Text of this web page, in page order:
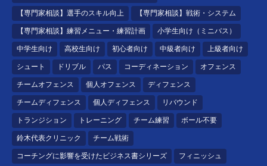
【専門家相談】選手のスキル向上 【専門家相談】戦術・システム
【専門家相談】練習メニュー・練習計画 小学生向け（ミニバス）
中学生向け 高校生向け 初心者向け 中級者向け 上級者向け
シュート ドリブル パス コーディネーション オフェンス
チームオフェンス 個人オフェンス ディフェンス
チームディフェンス 個人ディフェンス リバウンド
トランジション トレーニング チーム練習 ボール不要
鈴木代表クリニック チーム戦術
コーチングに影響を受けたビジネス書シリーズ フィニッシュ